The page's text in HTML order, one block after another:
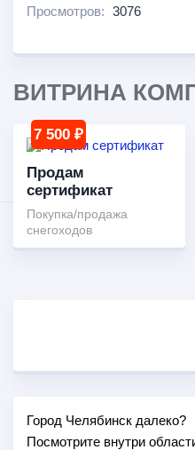
Просмотров: 3076
ВИТРИНА
7 500 ₽
Продам
сертификат
Покупка/продажа
снегоходов
Город Челябинск далеко?
Посмотрите внутри